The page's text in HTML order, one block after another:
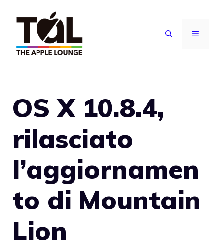
contenuto
MENU
OS X 10.8.4,
rilasciato
l’aggiornamen
to di Mountain
Lion